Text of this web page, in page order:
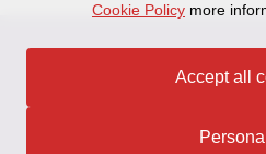
more
Cookie Policy
Accept all